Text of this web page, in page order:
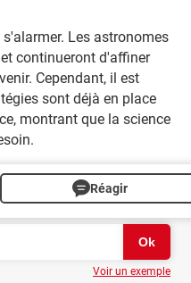
Les astronomes
continueront d'affiner
Cependant, il est
sont déjà en place
montrant que la science
Réagir
Voir un exemple